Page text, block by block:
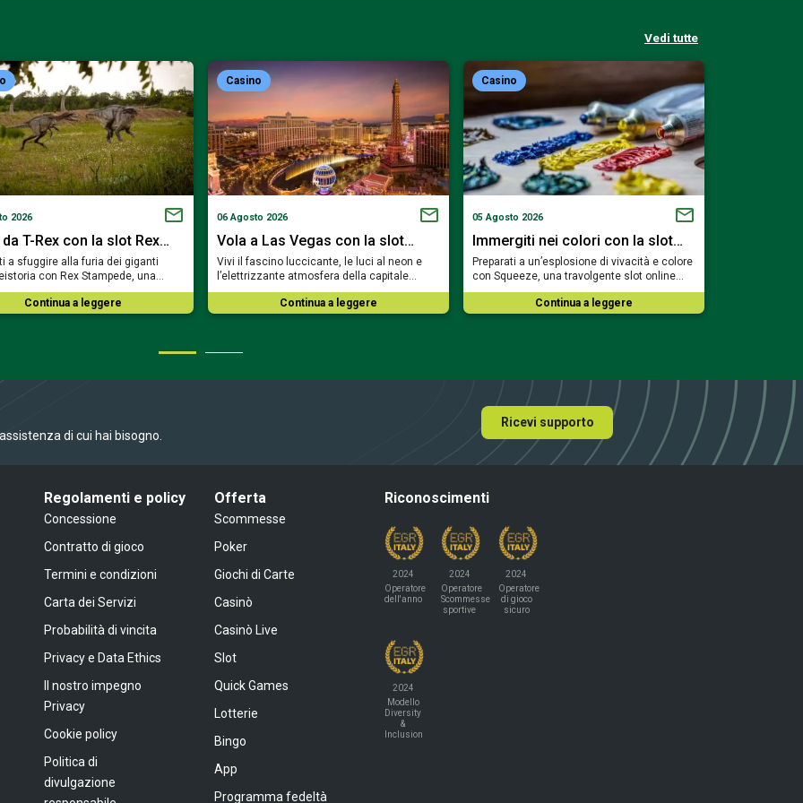
Vedi tutte
2026
T-Rex con la slot Rex…
a sfuggire alla furia dei giganti
con Rex Stampede, una…
Continua a leggere
Casino
06 Agosto 2026
Vola a Las Vegas con la slot…
Vivi il fascino luccicante, le luci al neon e
l’elettrizzante atmosfera della capitale…
Continua a leggere
Casino
05 Agosto 2026
Immergiti nei colori con la slot…
Preparati a un’esplosione di vivacità e colore
con Squeeze, una travolgente slot online…
Continua a leggere
di cui hai bisogno.
Ricevi supporto
Regolamenti e policy
Concessione
Contratto di gioco
Termini e condizioni
Carta dei Servizi
Probabilità di vincita
Privacy e Data Ethics
Il nostro impegno
Privacy
Cookie policy
Politica di
divulgazione
Offerta
Scommesse
Poker
Giochi di Carte
Casinò
Casinò Live
Slot
Quick Games
Lotterie
Bingo
App
Programma fedeltà
Riconoscimenti
2024
Operatore
dell'anno
2024
Operatore
Scommesse
sportive
2024
Operatore
di gioco
sicuro
2024
Modello
Diversity
&
Inclusion